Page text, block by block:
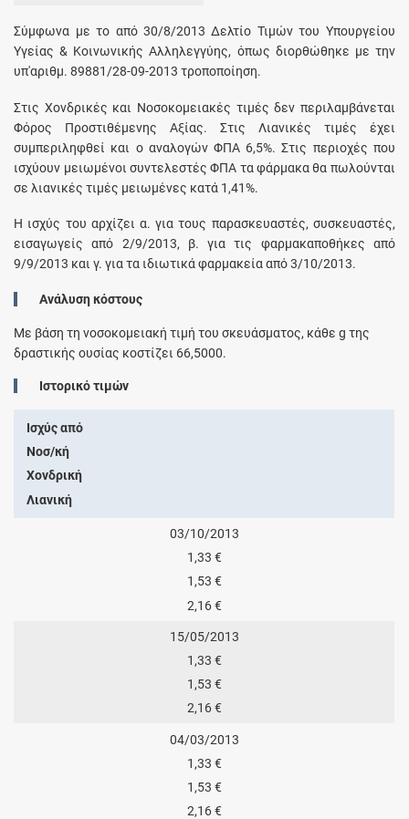
Σύμφωνα με το από 30/8/2013 Δελτίο Τιμών του Υπουργείου
Υγείας & Κοινωνικής Αλληλεγγύης, όπως διορθώθηκε με την
υπ'αριθμ. 89881/28-09-2013 τροποποίηση.
Στις Χονδρικές και Νοσοκομειακές τιμές δεν περιλαμβάνεται
Φόρος Προστιθέμενης Αξίας. Στις Λιανικές τιμές έχει
συμπεριληφθεί και ο αναλογών ΦΠΑ 6,5%. Στις περιοχές που
ισχύουν μειωμένοι συντελεστές ΦΠΑ τα φάρμακα θα πωλούνται
σε λιανικές τιμές μειωμένες κατά 1,41%.
Η ισχύς του αρχίζει α. για τους παρασκευαστές, συσκευαστές,
εισαγωγείς από 2/9/2013, β. για τις φαρμακαποθήκες από
9/9/2013 και γ. για τα ιδιωτικά φαρμακεία από 3/10/2013.
Ανάλυση κόστους
Με βάση τη νοσοκομειακή τιμή του σκευάσματος, κάθεg της
δραστικής ουσίας κοστίζει 66,5000.
Ιστορικό τιμών
Ισχύς από
Νοσ/κή
Χονδρική
Λιανική
03/10/2013
1,33 €
1,53 €
2,16 €
15/05/2013
1,33 €
1,53 €
2,16 €
04/03/2013
1,33 €
1,53 €
2,16 €